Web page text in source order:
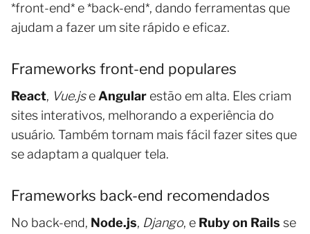
*front-end* e *back-end*, dando ferramentas que
ajudam a fazer um site rápido e eficaz.
Frameworks front-end populares
React, Vue.jse Angular estão em alta. Eles criam
sites interativos, melhorando a experiência do
usuário. Também tornam mais fácil fazer sites que
se adaptam a qualquer tela.
Frameworks back-end recomendados
No back-end, Node.js, Django, e Ruby on Rails se